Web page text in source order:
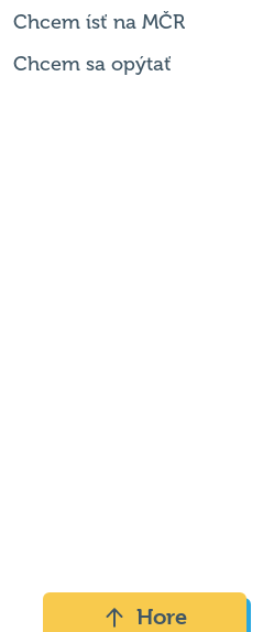
Chcem ísť na MČR
Chcem sa opýtať
Hore